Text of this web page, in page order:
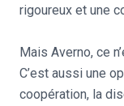
rigoureux et une
Mais Averno, ce
C’est aussi une
coopération, la